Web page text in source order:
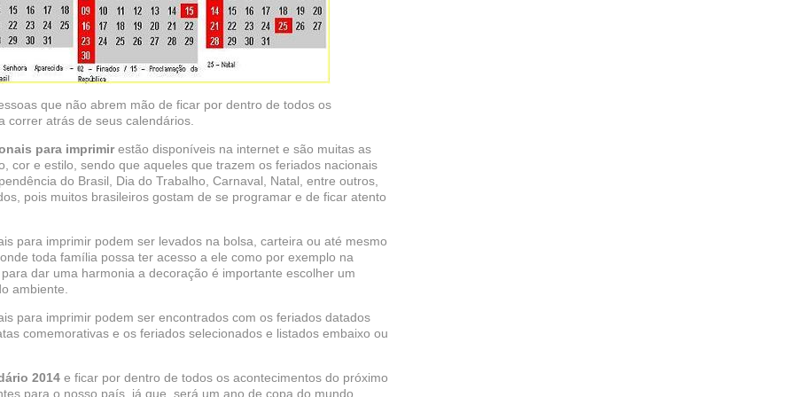
que não abrem mão de ficar por dentro de todos os
correr atrás de seus calendários.
para imprimirestão disponíveis na internet e são muitas as
cor e estilo, sendo que aqueles que trazem os feriados nacionais
do Brasil, Dia do Trabalho, Carnaval, Natal, entre outros,
pois muitos brasileiros gostam de se programar e de ficar atento
para imprimir podem ser levados na bolsa, carteira ou até mesmo
toda família possa ter acesso a ele como por exemplo na
dar uma harmonia a decoração é importante escolher um
ambiente.
para imprimir podem ser encontrados com os feriados datados
comemorativas e os feriados selecionados e listados embaixo ou
2014 e ficar por dentro de todos os acontecimentos do próximo
para o nosso país, já que, será um ano de copa do mundo